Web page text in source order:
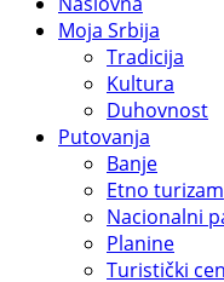
Moja Srbija
Tradicija
Kultura
Duhovnost
Putovanja
Banje
Etno turizam
Nacionalni
Planine
Turistički